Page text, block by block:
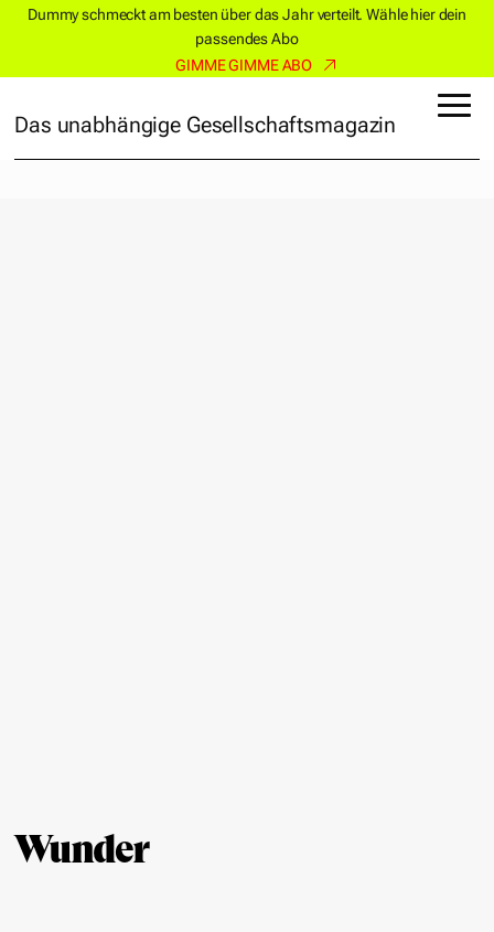
Dummy schmeckt am besten über das Jahr verteilt. Wähle hier dein
passendes Abo
GIMME GIMME ABO
Das unabhängige Gesellschaftsmagazin
Wunder